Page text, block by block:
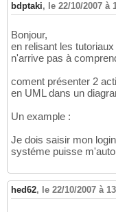
bdptaki, le 22/10/2007 à
Bonjour,
en relisant les
n'arrive pas à
coment présenter 2
en UML dans un
Un example :
Je dois saisir mon
systéme puisse
hed62, le 22/10/2007 à